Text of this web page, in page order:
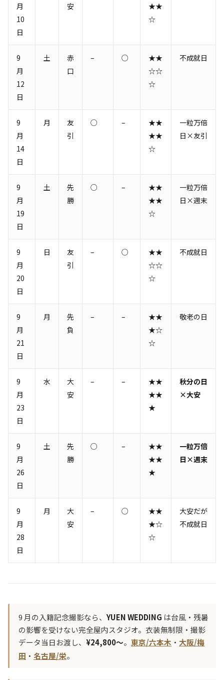
月
10
日
安
★★
☆
9
月
12
日
土
赤
口
– ○
★★
☆☆
☆
不成就日
9
月
14
日
月
友
引
○ –
★★
★★
☆
一粒万倍
日×友引
9
月
19
日
土
先
勝
○ –
★★
★★
☆
一粒万倍
日×週末
9
月
20
日
日
友
引
– ○
★★
☆☆
☆
不成就日
9
月
21
日
月
先
負
– –
★★
★☆
☆
敬老の日
9
月
23
日
水
大
安
– –
★★
★★
★
秋分の日
×大安
9
月
26
日
土
先
勝
○ –
★★
★★
★
一粒万倍
日×週末
9
月
28
日
月
大
安
– ○
★★
★☆
☆
大安だが
不成就日
9 月の入籍記念撮影なら、 YUEN WEDDING は台風・残暑
の影響を受けない完全屋内スタジオ。衣装無制限・撮影
データ当日お渡し、 ¥24,800〜。 東京/六本木 ・ 大阪/梅
田 ・ 名古屋/栄。